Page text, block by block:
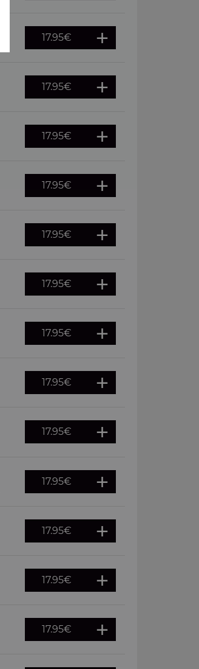
17.95€
17.95€
17.95€
17.95€
17.95€
17.95€
17.95€
17.95€
17.95€
17.95€
17.95€
17.95€
17.95€